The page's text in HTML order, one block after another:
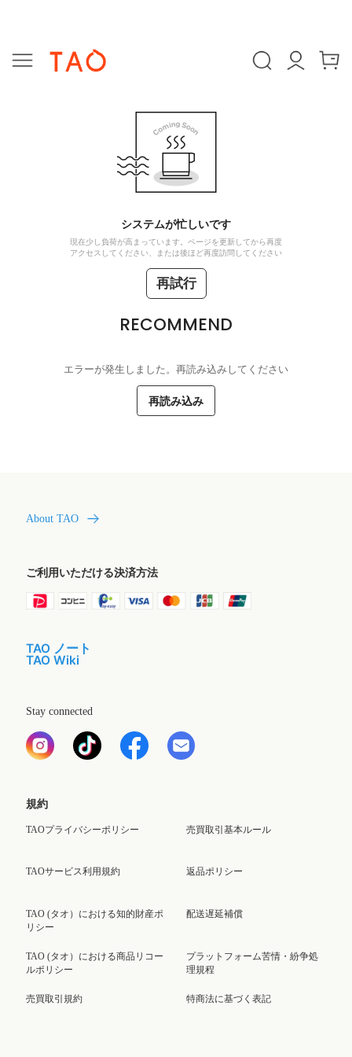
システムが忙しいです
現在少し負荷が高まっています。ページを更新してから再度
アクセスしてください、または後ほど再度訪問してください
再試行
RECOMMEND
エラーが発生しました。再読み込みしてください
再読み込み
About TAO
ご利用いただける決済方法
TAO ノート
TAO Wiki
Stay connected
規約
TAOプライバシーポリシー
TAOサービス利用規約
TAO (タオ）における知的財産ポ
リシー
TAO (タオ）における商品リコー
ルポリシー
売買取引規約
売買取引基本ルール
返品ポリシー
配送遅延補償
プラットフォーム苦情・紛争処
理規程
特商法に基づく表記